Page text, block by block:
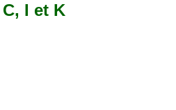
I et K